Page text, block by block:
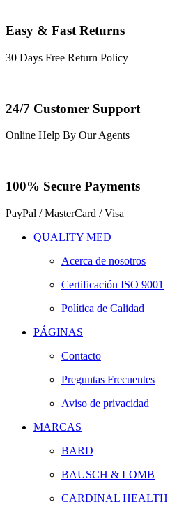
Easy & Fast Returns
30 Days Free Return Policy
24/7 Customer Support
Online Help By Our Agents
100% Secure Payments
PayPal / MasterCard / Visa
QUALITY MED
Acerca de nosotros
Certificación ISO 9001
Política de Calidad
PÁGINAS
Contacto
Preguntas Frecuentes
Aviso de privacidad
MARCAS
BARD
BAUSCH & LOMB
CARDINAL HEALTH